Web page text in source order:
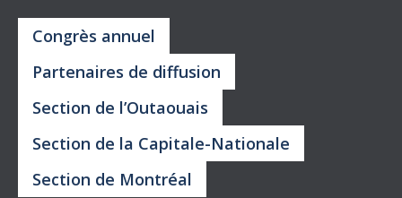
Congrès annuel
Partenaires de diffusion
Section de l’Outaouais
Section de la Capitale-Nationale
Section de Montréal